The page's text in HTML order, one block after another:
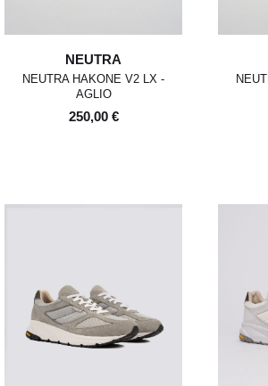
NEUTRA
NEUTRA HAKONE V2 LX -
AGLIO
250,00 €